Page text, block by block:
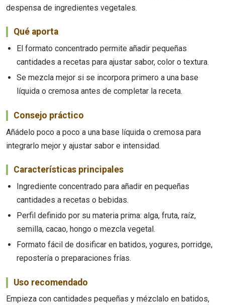
despensa de ingredientes vegetales.
Qué aporta
El formato concentrado permite añadir pequeñas
cantidades a recetas para ajustar sabor, color o textura.
Se mezcla mejor si se incorpora primero a una base
líquida o cremosa antes de completar la receta.
Consejo práctico
Añádelo poco a poco a una base líquida o cremosa para
integrarlo mejor y ajustar sabor e intensidad.
Características principales
Ingrediente concentrado para añadir en pequeñas
cantidades a recetas o bebidas.
Perfil definido por su materia prima: alga, fruta, raíz,
semilla, cacao, hongo o mezcla vegetal.
Formato fácil de dosificar en batidos, yogures, porridge,
repostería o preparaciones frías.
Uso recomendado
Empieza con cantidades pequeñas y mézclalo en batidos,